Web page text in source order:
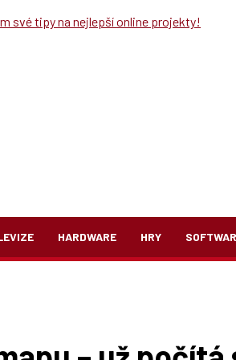
HARDWARE HRY
své tipy na nejlepší online projekty!